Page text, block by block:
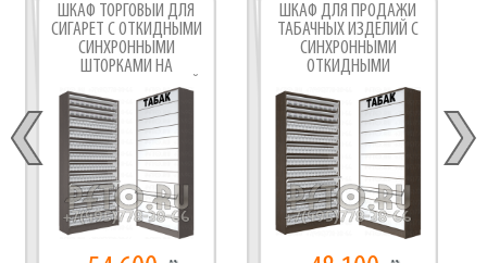
ШКАФ ТОРГОВЫЙ ДЛЯ
СИГАРЕТ С ОТКИДНЫМИ
СИНХРОННЫМИ
ШТОРКАМИ НА
ДВЕНАДЦАТЬ УРОВНЕЙ
ПОЛОК
ШКАФ ДЛЯ ПРОДАЖИ
ТАБАЧНЫХ ИЗДЕЛИЙ С
СИНХРОННЫМИ
ОТКИДНЫМИ
ОДИННАДЦАТЬЮ
ПОЛКАМИ ПО ВЫСОТЕ